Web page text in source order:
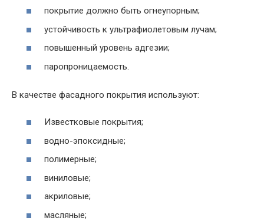
покрытие должно быть огнеупорным;
устойчивость к ультрафиолетовым лучам;
повышенный уровень адгезии;
паропроницаемость.
В качестве фасадного покрытия используют:
Известковые покрытия;
водно-эпоксидные;
полимерные;
виниловые;
акриловые;
масляные;